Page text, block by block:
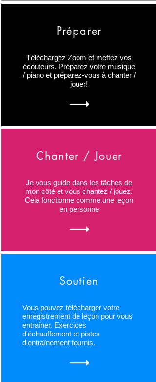
Préparer
Téléchargez Zoom et mettez vos
écouteurs. Préparez votre musique
/ piano et préparez-vous à chanter /
jouer!
Chanter / Jouer
Je vous guide dans les tâches de
mon côté et vous chantez / jouez.
Cela fonctionne comme une leçon
en personne
Soutien
Vous pouvez télécharger votre
enregistrement de leçon pour vous
entraîner. Exercices
d'échauffement et pistes
d'entraînement fournis.